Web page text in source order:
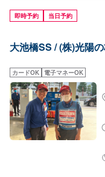
即時予約 当日予約
大池橋SS / (株)光陽
カードOK 電子マネーOK